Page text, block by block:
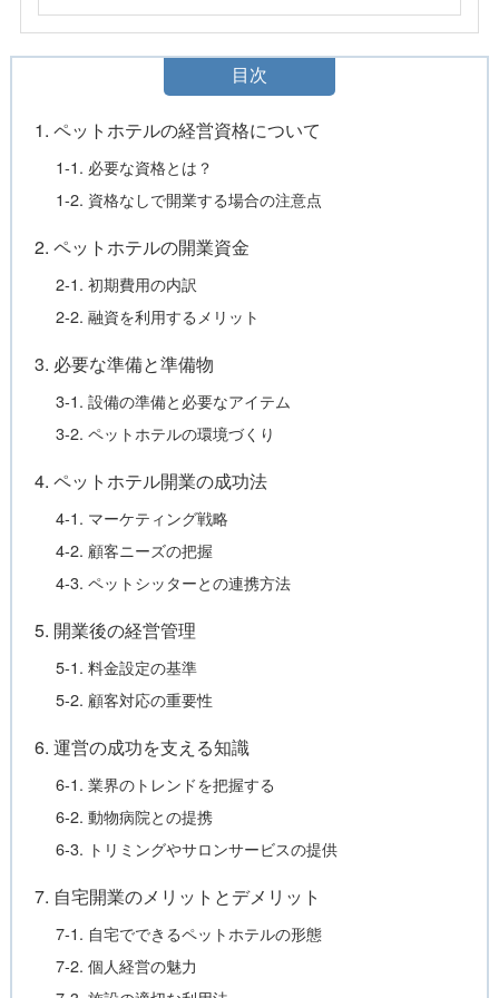
目次
1. ペットホテルの経営資格について
1-1. 必要な資格とは？
1-2. 資格なしで開業する場合の注意点
2. ペットホテルの開業資金
2-1. 初期費用の内訳
2-2. 融資を利用するメリット
3. 必要な準備と準備物
3-1. 設備の準備と必要なアイテム
3-2. ペットホテルの環境づくり
4. ペットホテル開業の成功法
4-1. マーケティング戦略
4-2. 顧客ニーズの把握
4-3. ペットシッターとの連携方法
5. 開業後の経営管理
5-1. 料金設定の基準
5-2. 顧客対応の重要性
6. 運営の成功を支える知識
6-1. 業界のトレンドを把握する
6-2. 動物病院との提携
6-3. トリミングやサロンサービスの提供
7. 自宅開業のメリットとデメリット
7-1. 自宅でできるペットホテルの形態
7-2. 個人経営の魅力